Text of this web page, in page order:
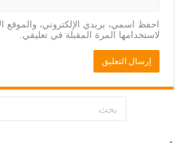
احفظ اسمي، بريدي الإلكتروني، والموقع
لاستخدامها المرة المقبلة في تعليقي.